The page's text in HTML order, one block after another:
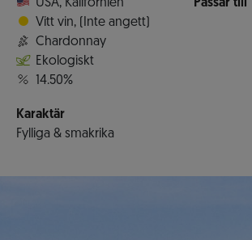
USA, Kalifornien
Vitt vin,
(Inte angett)
Chardonnay
Ekologiskt
14.50%
Karaktär
Fylliga & smakrika
Passar till